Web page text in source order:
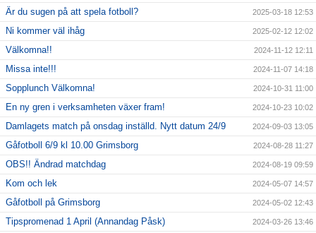
Är du sugen på att spela fotboll? 2025-03-18 12:53
Ni kommer väl ihåg 2025-02-12 12:02
Välkomna!! 2024-11-12 12:11
Missa inte!!! 2024-11-07 14:18
Sopplunch Välkomna! 2024-10-31 11:00
En ny gren i verksamheten växer fram! 2024-10-23 10:02
Damlagets match på onsdag inställd. Nytt datum 24/9 2024-09-03 13:05
Gåfotboll 6/9 kl 10.00 Grimsborg 2024-08-28 11:27
OBS!! Ändrad matchdag 2024-08-19 09:59
Kom och lek 2024-05-07 14:57
Gåfotboll på Grimsborg 2024-05-02 12:43
Tipspromenad 1 April (Annandag Påsk) 2024-03-26 13:46